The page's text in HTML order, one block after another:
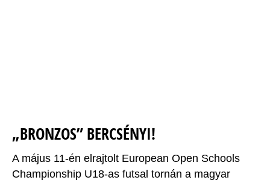
„BRONZOS” BERCSÉNYI!
A május 11-én elrajtolt European Open Schools
Championship U18-as futsal tornán a magyar